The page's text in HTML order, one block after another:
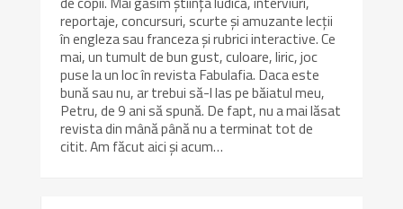
reportaje, concursuri, scurte și amuzante lecții
în engleza sau franceza și rubrici interactive. Ce
mai, un tumult de bun gust, culoare, liric, joc
puse la un loc în revista Fabulafia. Daca este
bună sau nu, ar trebui să-l las pe băiatul meu,
Petru, de 9 ani să spună. De fapt, nu a mai lăsat
revista din mână până nu a terminat tot de
citit. Am făcut aici și acum…